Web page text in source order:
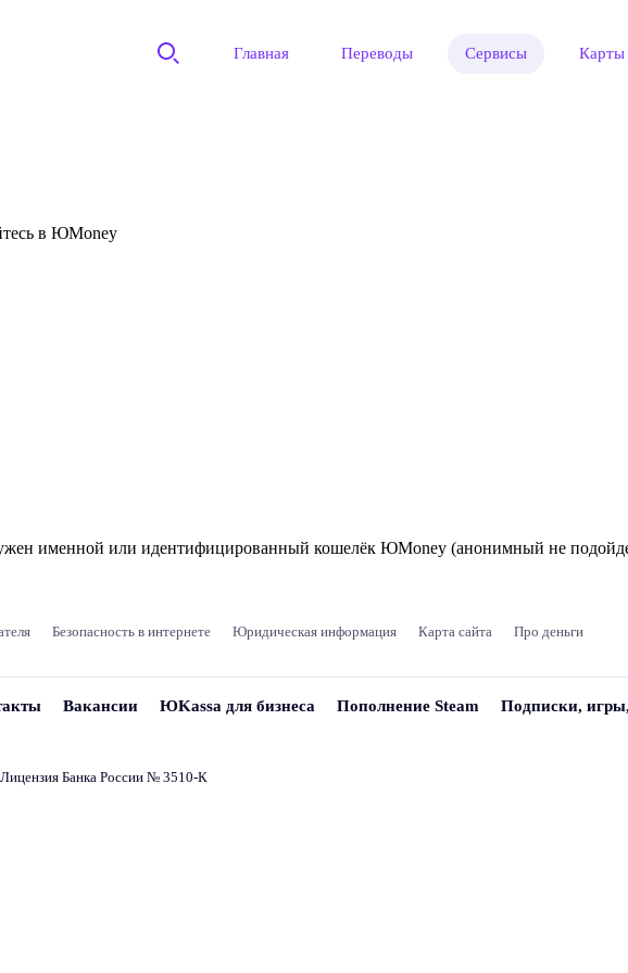
Главная Переводы Сервисы Карты
в ЮMoney
именной или идентифицированный кошелёк ЮMoney (анонимный не
Безопасность в интернете Юридическая информация Карта сайта Про деньги
Вакансии ЮKassa для бизнеса Пополнение Steam Подписки,
Банка России № 3510‑К